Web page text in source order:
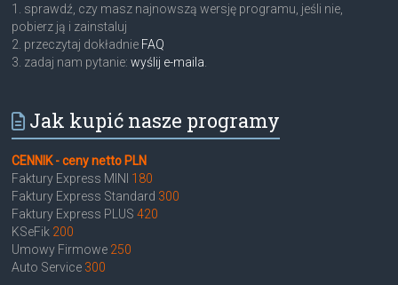
1. sprawdź, czy masz najnowszą wersję programu, jeśli nie,
pobierz ją i zainstaluj
2. przeczytaj dokładnie FAQ
3. zadaj nam pytanie:wyślij e-maila
Jak kupić nasze programy
CENNIK - ceny netto PLN
Faktury Express MINI 180
Faktury Express Standard 300
Faktury Express PLUS420
KSeFik 200
Umowy Firmowe 250
Auto Service 300